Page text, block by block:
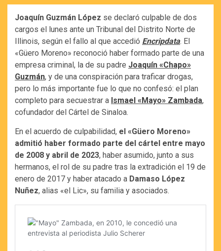
Joaquín Guzmán López se declaró culpable de dos
cargos el lunes ante un Tribunal del Distrito Norte de
Illinois, según el fallo al que accedió Encripdata. El
«Güero Moreno» reconoció haber formado parte de una
empresa criminal, la de su padre Joaquín «Chapo»
Guzmán, y de una conspiración para traficar drogas,
pero lo más importante fue lo que no confesó: el plan
completo para secuestrar a Ismael «Mayo» Zambada,
cofundador del Cártel de Sinaloa.
En el acuerdo de culpabilidad, el «Güero Moreno»
admitió haber formado parte del cártel entre mayo
de 2008 y abril de 2023, haber asumido, junto a sus
hermanos, el rol de su padre tras la extradición el 19 de
enero de 2017 y haber atacado a Damaso López
Nuñez, alias «el Lic», su familia y asociados.